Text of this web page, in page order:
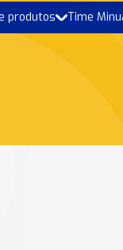
produtos Time